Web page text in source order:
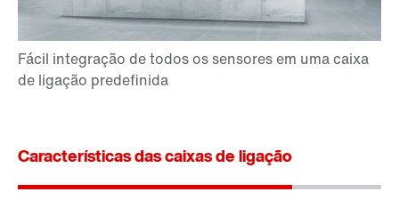
Características das caixas de ligação